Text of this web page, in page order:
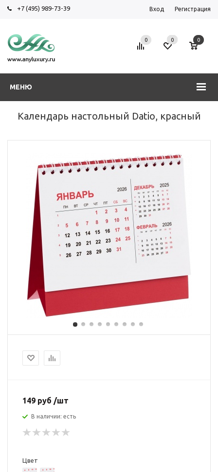
+7 (495) 989-73-39 Вход Регистрация
МЕНЮ
0 0 0
Календарь настольный Datio, красный
149 руб /шт
В наличии: есть
Цвет